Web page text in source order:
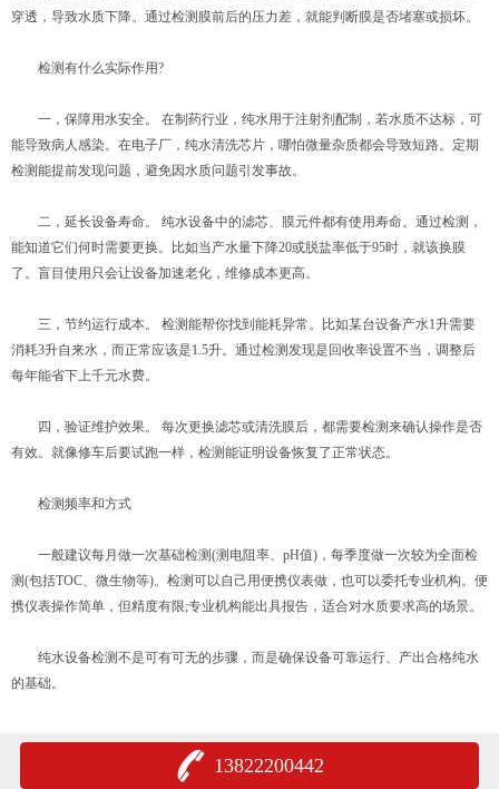
穿透，导致水质下降。通过检测膜前后的压力差，就能判断膜是否堵塞或损坏。
检测有什么实际作用?
一，保障用水安全。 在制药行业，纯水用于注射剂配制，若水质不达标，可
能导致病人感染。在电子厂，纯水清洗芯片，哪怕微量杂质都会导致短路。定期
检测能提前发现问题，避免因水质问题引发事故。
二，延长设备寿命。 纯水设备中的滤芯、膜元件都有使用寿命。通过检测，
能知道它们何时需要更换。比如当产水量下降20或脱盐率低于95时，就该换膜
了。盲目使用只会让设备加速老化，维修成本更高。
三，节约运行成本。 检测能帮你找到能耗异常。比如某台设备产水1升需要
消耗3升自来水，而正常应该是1.5升。通过检测发现是回收率设置不当，调整后
每年能省下上千元水费。
四，验证维护效果。 每次更换滤芯或清洗膜后，都需要检测来确认操作是否
有效。就像修车后要试跑一样，检测能证明设备恢复了正常状态。
检测频率和方式
一般建议每月做一次基础检测(测电阻率、pH值)，每季度做一次较为全面检
测(包括TOC、微生物等)。检测可以自己用便携仪表做，也可以委托专业机构。便
携仪表操作简单，但精度有限;专业机构能出具报告，适合对水质要求高的场景。
纯水设备检测不是可有可无的步骤，而是确保设备可靠运行、产出合格纯水
的基础。
13822200442